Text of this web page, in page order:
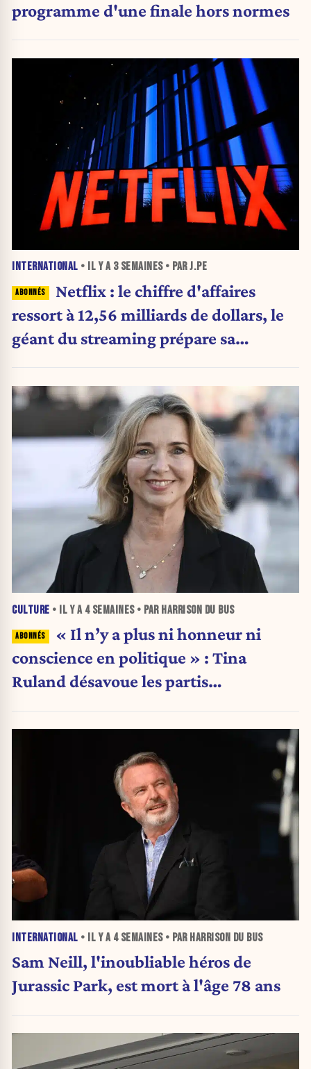
programme d'une finale hors normes
INTERNATIONAL • IL Y A 3 SEMAINES• PAR J.PE
Netflix : le chiffre d'affaires
ressort à 12,56 milliards de dollars, le
géant du streaming prépare sa
CULTURE • IL Y A 4 SEMAINES• PAR HARRISON DU BUS
« Il n’y a plus ni honneur ni
conscience en politique » : Tina
Ruland désavoue les partis
INTERNATIONAL • IL Y A 4 SEMAINES• PAR HARRISON DU BUS
Sam Neill, l'inoubliable héros de
Jurassic Park, est mort à l'âge 78 ans